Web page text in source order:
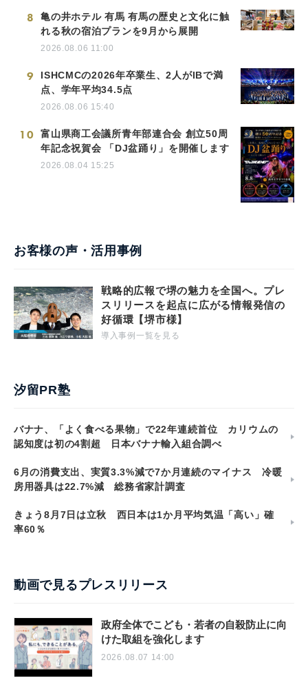
8
亀の井ホテル 有馬 有馬の歴史と文化に触
れる秋の宿泊プランを9月から展開
2026.08.06 11:00
9
ISHCMCの2026年卒業生、2人がIBで満
点、学年平均34.5点
2026.08.06 15:40
10
富山県商工会議所青年部連合会 創立50周
年記念祝賀会 「DJ盆踊り」を開催します
2026.08.04 15:25
お客様の声・活用事例
戦略的広報で堺の魅力を全国へ。プレ
スリリースを起点に広がる情報発信の
好循環【堺市様】
導入事例一覧を見る
汐留PR塾
バナナ、「よく食べる果物」で22年連続首位 カリウムの
認知度は初の4割超 日本バナナ輸入組合調べ
6月の消費支出、実質3.3%減で7か月連続のマイナス 冷暖
房用器具は22.7%減 総務省家計調査
きょう8月7日は立秋 西日本は1か月平均気温「高い」確
率60％
動画で見るプレスリリース
政府全体でこども・若者の自殺防止に向
けた取組を強化します
2026.08.07 14:00